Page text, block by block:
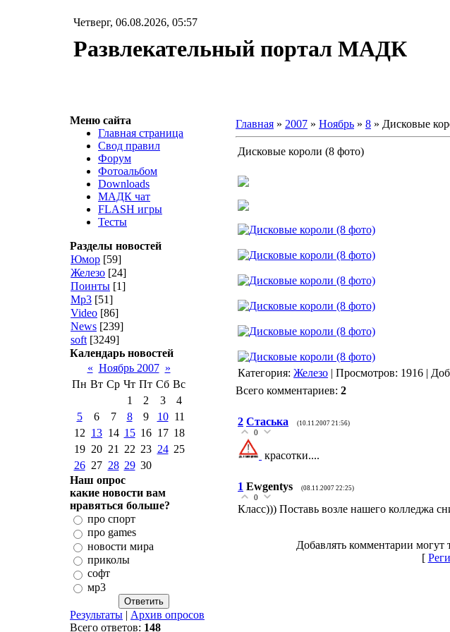
Четверг, 06.08.2026, 05:57
Развлекательный портал МАДК
Меню сайта
Главная страница
Свод правил
Форум
Фотоальбом
Downloads
МАДК чат
FLASH игры
Тесты
Разделы новостей
Юмор [59]
Железо [24]
Поинты [1]
Мр3 [51]
Video [86]
News [239]
soft [3249]
Календарь новостей
« Ноябрь 2007 »
Пн Вт Ср Чт Пт Сб Вс
1
2 3
4
5
6 7 8 9 10 11
12 13 14 15 16 17 18
19 20 21 22 23 24 25
26 27 28 29 30
Наш опрос
какие новости вам
нравяться больше?
про спорт
про games
новости мира
приколы
софт
мр3
Результаты | Архив опросов
Всего ответов: 148
Главная » 2007 » Ноябрь » 8 » Дисковые
Дисковые короли (8 фото)
Категория: Железо | Просмотров: 1916 |
Всего комментариев: 2
2 Стаська (10.11.2007 21:56)
0
красотки....
1 Ewgentys (08.11.2007 22:25)
0
Класс))) Поставь возле нашего колледжа
Добавлять комментарии могут
[